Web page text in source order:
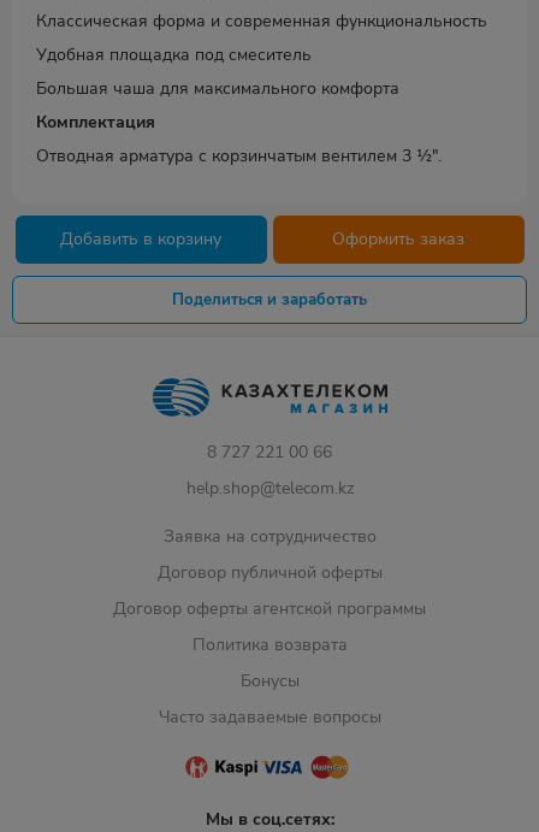
Классическая форма и современная функциональность
Удобная площадка под смеситель
Большая чаша для максимального комфорта
Комплектация
Отводная арматура с корзинчатым вентилем 3 ½".
Добавить в корзину Оформить заказ
Поделиться и заработать
8 727 221 00 66
help.shop@telecom.kz
Заявка на сотрудничество
Договор публичной оферты
Договор оферты агентской программы
Политика возврата
Бонусы
Часто задаваемые вопросы
Мы в соц.сетях: